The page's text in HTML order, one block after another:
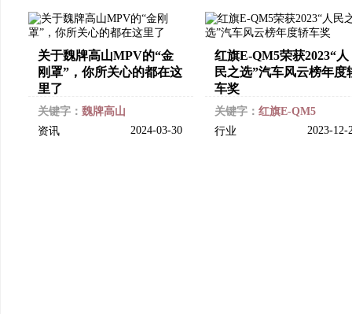
关于魏牌高山MPV的“金
刚罩”，你所关心的都在这
里了
关键字： 魏牌高山
资讯
2024-03-30
红旗E-QM5荣获2023“人
民之选”汽车风云榜年度
车奖
关键字： 红旗E-QM5
行业
2023-